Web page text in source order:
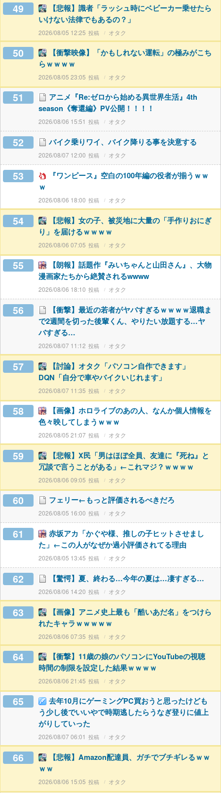
49
【悲報】識者「ラッシュ時にベビーカー乗せたら
いけない法律でもあるの？」
2026/08/05 12:25 オタク
50
【衝撃映像】「かもしれない運転」の極みがこち
らｗｗｗｗ
2026/08/05 23:05 オタク
51
アニメ『Re:ゼロから始める異世界生活』4th
season《奪還編》PV公開！！！！
2026/08/06 15:51 オタク
52 バイク乗りワイ、バイク降りる事を決意する
2026/08/07 12:00 オタク
53
『ワンピース』空白の100年編の役者が揃うｗｗ
ｗ
2026/08/06 18:00 オタク
54
【悲報】女の子、被災地に大量の「手作りおにぎ
り」を届けるｗｗｗｗ
2026/08/06 07:05 オタク
55
【朗報】話題作『みいちゃんと山田さん』、大物
漫画家たちから絶賛されるwwww
2026/08/06 18:10 オタク
56
【衝撃】最近の若者がヤバすぎるｗｗｗｗ退職ま
で2週間を切った後輩くん、やりたい放題する…ヤ
バすぎる…
2026/08/07 11:12 オタク
57
【討論】オタク「パソコン自作できます」
DQN「自分で車やバイクいじれます」
2026/08/07 11:35 オタク
58
【画像】ホロライブのあの人、なんか個人情報を
色々映してしまうｗｗｗ
2026/08/05 21:07 オタク
59
【悲報】X民「男はほぼ全員、友達に『死ね』と
冗談で言うことがある」←これマジ？ｗｗｗｗ
2026/08/06 09:05 オタク
60 フェリー←もっと評価されるべきだろ
2026/08/05 16:00 オタク
61
赤坂アカ「かぐや様、推しの子ヒットさせまし
た」←この人がなぜか過小評価されてる理由
2026/08/05 13:45 オタク
62 【驚愕】夏、終わる…今年の夏は…凄すぎる…
2026/08/06 14:20 オタク
63
【画像】アニメ史上最も「酷いあだ名」をつけら
れたキャラｗｗｗｗｗ
2026/08/06 07:35 オタク
64
【衝撃】11歳の娘のパソコンにYouTubeの視聴
時間の制限を設定した結果ｗｗｗｗ
2026/08/06 21:45 オタク
65
去年10月にゲーミングPC買おうと思ったけども
う少し後でいいやで時期逃したらうなぎ登りに値上
がりしていった
2026/08/07 06:01 オタク
66
【悲報】Amazon配達員、ガチでブチギレるｗｗ
ｗｗ
2026/08/06 15:05 オタク